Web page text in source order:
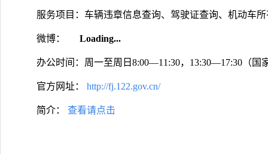
服务项目：车辆违章信息查询、驾驶证查询、机动车
微博： Loading...
办公时间：周一至周日8:00—11:30，13:30—17:30（国
官方网址： http://fj.122.gov.cn/
简介： 查看请点击